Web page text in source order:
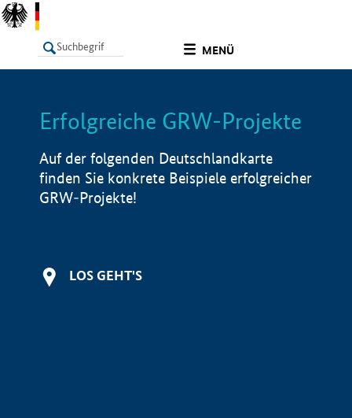
MENÜ
LISTE Info
Erfolgreiche GRW-Projekte
Auf der folgenden Deutschlandkarte
finden Sie konkrete Beispiele erfolgreicher
GRW-Projekte!
LOS GEHT'S